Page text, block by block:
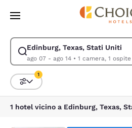
Vai A Contenuto Principale
Edinburg, Texas, Stati Uniti
ago 07 - ago 14• 1 camera, 1 ospite
Modifica la ricerca per Edinburg,
Ordina e filtra
1